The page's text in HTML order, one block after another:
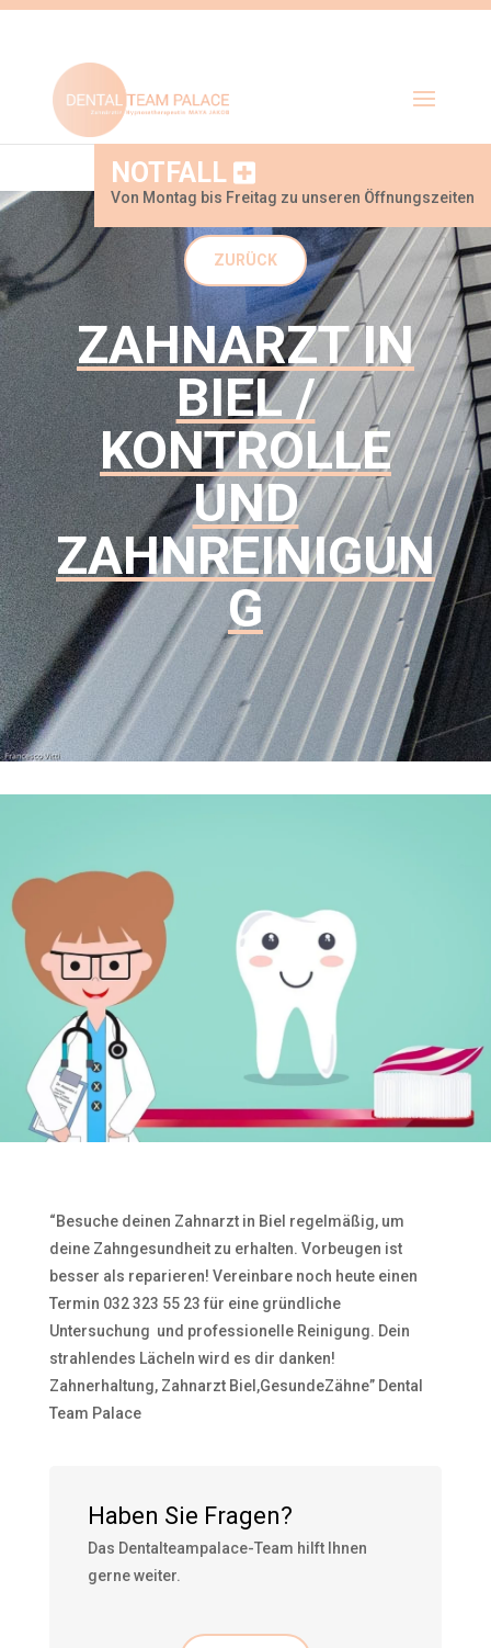
NOTFALL
Von Montag bis Freitag zu unseren Öffnungszeiten
ZURÜCK
ZAHNARZT IN
BIEL /
KONTROLLE
UND
ZAHNREINIGUN
G
“Besuche deinen Zahnarzt in Biel regelmäßig, um
deine Zahngesundheit zu erhalten. Vorbeugen ist
besser als reparieren! Vereinbare noch heute einen
Termin 032 323 55 23 für eine gründliche
Untersuchung ‍️ und professionelle Reinigung. Dein
strahlendes Lächeln wird es dir danken!
Zahnerhaltung, Zahnarzt Biel,GesundeZähne” Dental
Team Palace
Haben Sie Fragen?
Das Dentalteampalace-Team hilft Ihnen
gerne weiter.